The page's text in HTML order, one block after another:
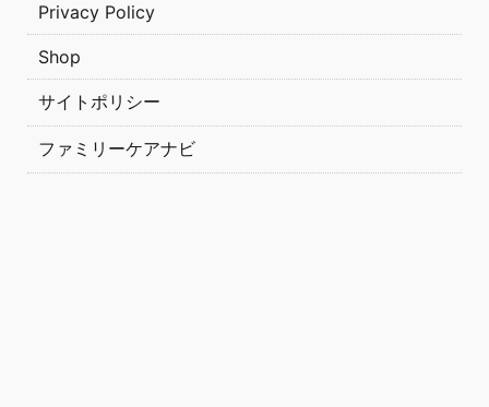
Privacy Policy
Shop
サイトポリシー
ファミリーケアナビ